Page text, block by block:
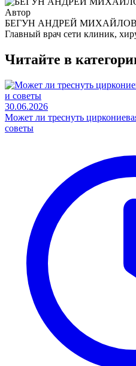
Автор
БЕГУН АНДРЕЙ
Главный врач сети клиник,
Читайте в
30.06.2026
Может ли треснуть
советы